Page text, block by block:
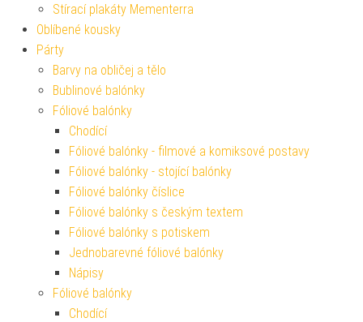
Stírací plakáty Mementerra
Oblíbené kousky
Párty
Barvy na obličej a tělo
Bublinové balónky
Fóliové balónky
Chodící
Fóliové balónky - filmové a komiksové postavy
Fóliové balónky - stojící balónky
Fóliové balónky číslice
Fóliové balónky s českým textem
Fóliové balónky s potiskem
Jednobarevné fóliové balónky
Nápisy
Fóliové balónky
Chodící